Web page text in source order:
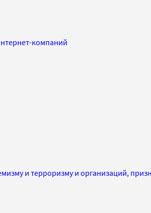
компаний
и терроризму и организаций,